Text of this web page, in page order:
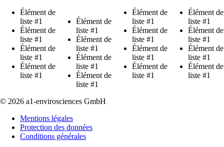
Élément de
liste #1
Élément de
liste #1
Élément de
liste #1
Élément de
liste #1
Élément de
liste #1
Élément de
liste #1
Élément de
liste #1
Élément de
liste #1
Élément de
liste #1
Élément de
liste #1
Élément de
liste #1
Élément de
liste #1
Élément de
liste #1
Élément de
liste #1
Élément de
liste #1
Élément de
liste #1
© 2026 a1-envirosciences GmbH
Mentions légales
Protection des données
Conditions générales